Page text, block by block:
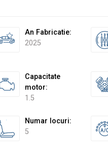
An Fabricatie:
2025
Capacitate
motor:
1.5
Numar locuri:
5